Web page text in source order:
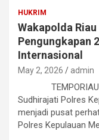
HUKRIM
Wakapolda
Pengungkapan
Internasional
May 2, 2026 admin
TEMPORIAU.co
Sudhirajati Polres
menjadi pusat
Polres Kepulauan